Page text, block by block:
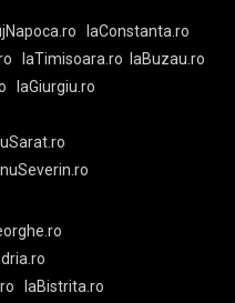
laConstanta.ro
laTimisoara.ro
laBuzau.ro
laGiurgiu.ro
laBistrita.ro